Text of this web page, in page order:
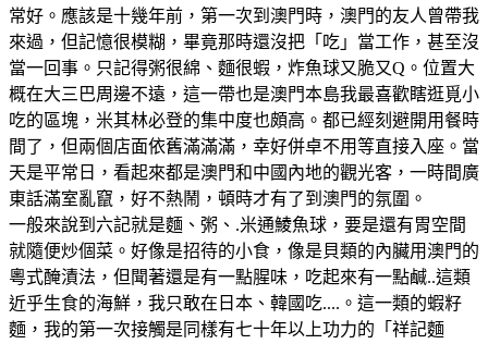
常好。應該是十幾年前，第一次到澳門時，澳門的友人曾帶我
來過，但記憶很模糊，畢竟那時還沒把「吃」當工作，甚至沒
當一回事。只記得粥很綿、麵很蝦，炸魚球又脆又Q。位置大
概在大三巴周邊不遠，這一帶也是澳門本島我最喜歡瞎逛覓小
吃的區塊，米其林必登的集中度也頗高。都已經刻避開用餐時
間了，但兩個店面依舊滿滿滿，幸好併卓不用等直接入座。當
天是平常日，看起來都是澳門和中國內地的觀光客，一時間廣
東話滿室亂竄，好不熱鬧，頓時才有了到澳門的氛圍。
一般來說到六記就是麵、粥、.米通鯪魚球，要是還有胃空間
就隨便炒個菜。好像是招待的小食，像是貝類的內臟用澳門的
粵式醃漬法，但聞著還是有一點腥味，吃起來有一點鹹..這類
近乎生食的海鮮，我只敢在日本、韓國吃....。這一類的蝦籽
麵，我的第一次接觸是同樣有七十年以上功力的「祥記麵